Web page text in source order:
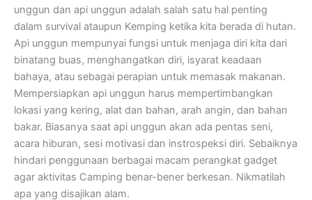
unggun dan api unggun adalah salah satu hal penting
dalam survival ataupun Kemping ketika kita berada di hutan.
Api unggun mempunyai fungsi untuk menjaga diri kita dari
binatang buas, menghangatkan diri, isyarat keadaan
bahaya, atau sebagai perapian untuk memasak makanan.
Mempersiapkan api unggun harus mempertimbangkan
lokasi yang kering, alat dan bahan, arah angin, dan bahan
bakar. Biasanya saat api unggun akan ada pentas seni,
acara hiburan, sesi motivasi dan instrospeksi diri. Sebaiknya
hindari penggunaan berbagai macam perangkat gadget
agar aktivitas Camping benar-bener berkesan. Nikmatilah
apa yang disajikan alam.